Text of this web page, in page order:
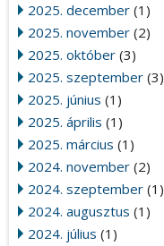
2025. december (1)
2025. november (2)
2025. október (3)
2025. szeptember (3)
2025. június (1)
2025. április (1)
2025. március (1)
2024. november (2)
2024. szeptember (1)
2024. augusztus (1)
2024. július (1)